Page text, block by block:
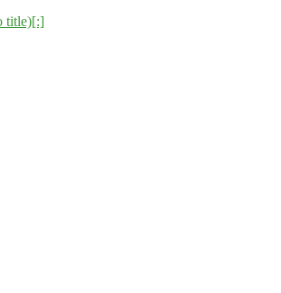
title)[:]